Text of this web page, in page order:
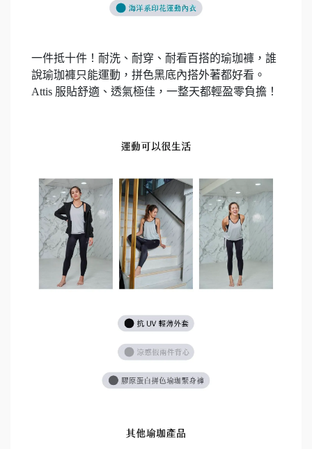
一件抵十件！耐洗、耐穿、耐看百搭的瑜珈褲，誰
說瑜珈褲只能運動，拼色黑底內搭外著都好看。
Attis 服貼舒適、透氣極佳，一整天都輕盈零負擔！